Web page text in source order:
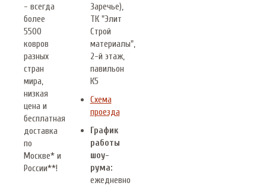
- всегда
более
5500
ковров
разных
стран
мира,
низкая
цена и
бесплатная
доставка
по
Москве* и
России**!
Заречье),
ТК "Элит
Строй
материалы",
2-й этаж,
павильон
К5
Схема
проезда
График
работы
шоу-
рума:
ежедневно